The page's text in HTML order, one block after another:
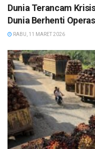
Dunia Terancam
Dunia Berhenti
RABU, 11 MARET 2026